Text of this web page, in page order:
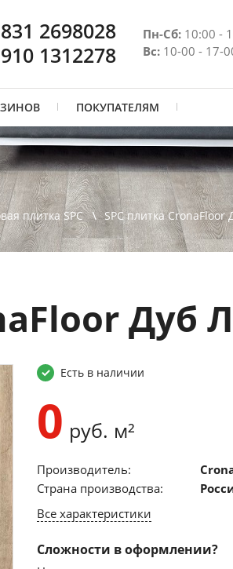
2698028
1312278
Пн-Сб: 10:00 -
Вс: 10-00 - 17-
ПОКУПАТЕЛЯМ
плитка SPC SPC плитка CronaFloor
Дуб
Есть в наличии
0 руб. м²
Производитель:
Страна производства:
Все характеристики
Сложности в оформлении?